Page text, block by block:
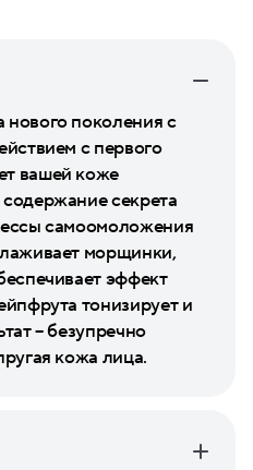
поколения с
с первого
вашей коже
секрета
самоомоложения
морщинки,
эффект
тонизирует и
– безупречно
кожа лица.